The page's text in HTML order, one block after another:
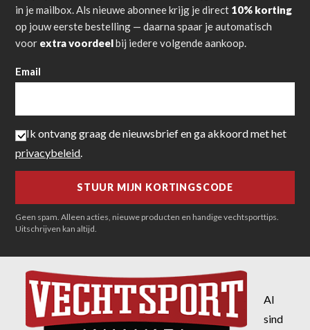
in je mailbox. Als nieuwe abonnee krijg je direct 10% korting
op jouw eerste bestelling — daarna spaar je automatisch
voor extra voordeelbij iedere volgende aankoop.
Email
Ik ontvang graag de nieuwsbrief en ga akkoord met het
privacybeleid
Geen spam. Alleen acties, nieuwe producten en handige vechtsporttips.
Uitschrijven kan altijd.
Al
sind